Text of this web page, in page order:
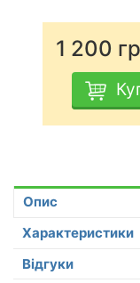
1 200
Опис
Характеристики
Відгуки